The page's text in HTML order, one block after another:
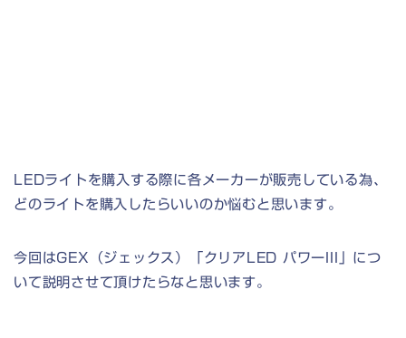
LEDライトを購入する際に各メーカーが販売している為、
どのライトを購入したらいいのか悩むと思います。
今回はGEX（ジェックス）「クリアLED パワーIII」につ
いて説明させて頂けたらなと思います。